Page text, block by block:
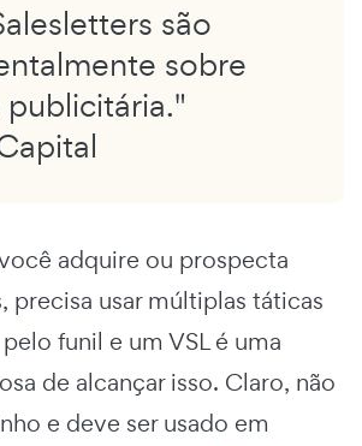
são
sobre
adquire ou prospecta
precisa usar múltiplas táticas
funil e um VSL é uma
de alcançar isso. Claro, não
e deve ser usado em